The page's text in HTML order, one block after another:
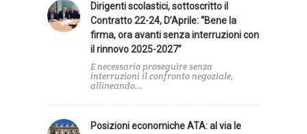
Dirigenti scolastici, sottoscritto il
Contratto 22-24, D’Aprile: “Bene la
firma, ora avanti senza interruzioni con
il rinnovo 2025-2027”
È necessario proseguire senza
interruzioni il confronto negoziale,
allineando...
Posizioni economiche ATA: al via le